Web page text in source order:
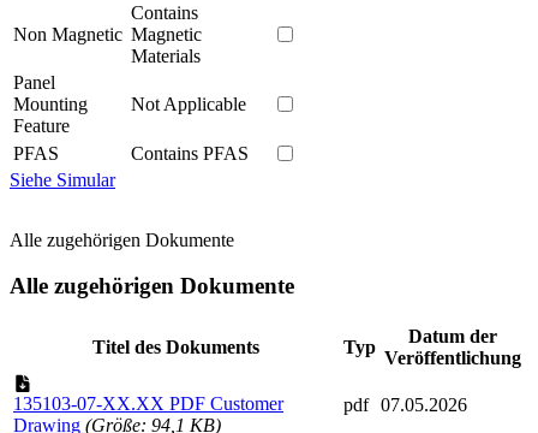
Non Magnetic
Contains
Magnetic
Materials
Panel
Mounting
Feature
Not Applicable
PFAS
Contains PFAS
Siehe Simular
Alle zugehörigen Dokumente
Alle zugehörigen Dokumente
Titel des Dokuments Typ
Datum der
Veröffentlichung
135103-07-XX.XX PDF Customer
Drawing (Größe: 94,1 KB)
pdf 07.05.2026